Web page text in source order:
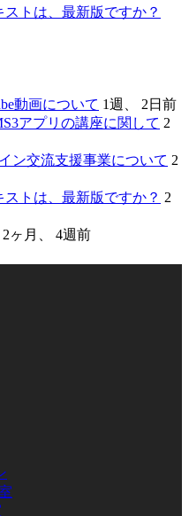
トは、最新版ですか？
動画について 1週、 2日前
アプリの講座に関して 2
ン交流支援事業について 2
トは、最新版ですか？ 2
2ヶ月、 4週前